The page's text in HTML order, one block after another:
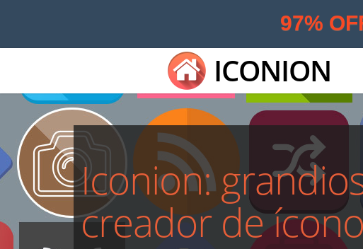
ICONION
Iconion:
creador de
97%